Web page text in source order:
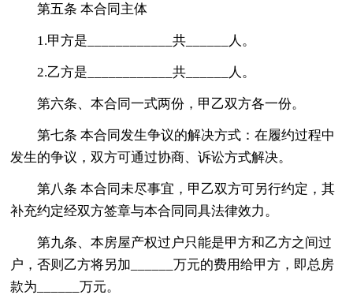
第五条 本合同主体
1.甲方是____________共______人。
2.乙方是____________共______人。
第六条、本合同一式两份，甲乙双方各一份。
第七条 本合同发生争议的解决方式：在履约过程中
发生的争议，双方可通过协商、诉讼方式解决。
第八条 本合同未尽事宜，甲乙双方可另行约定，其
补充约定经双方签章与本合同同具法律效力。
第九条、本房屋产权过户只能是甲方和乙方之间过
户，否则乙方将另加______万元的费用给甲方，即总房
款为______万元。